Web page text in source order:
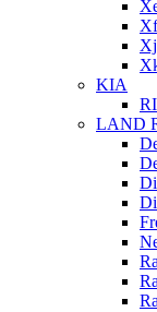
Xf
Xj
KIA
LAND